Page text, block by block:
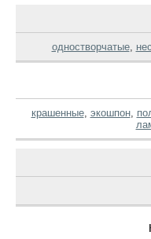
одностворчатые,
крашенные, экошпон,